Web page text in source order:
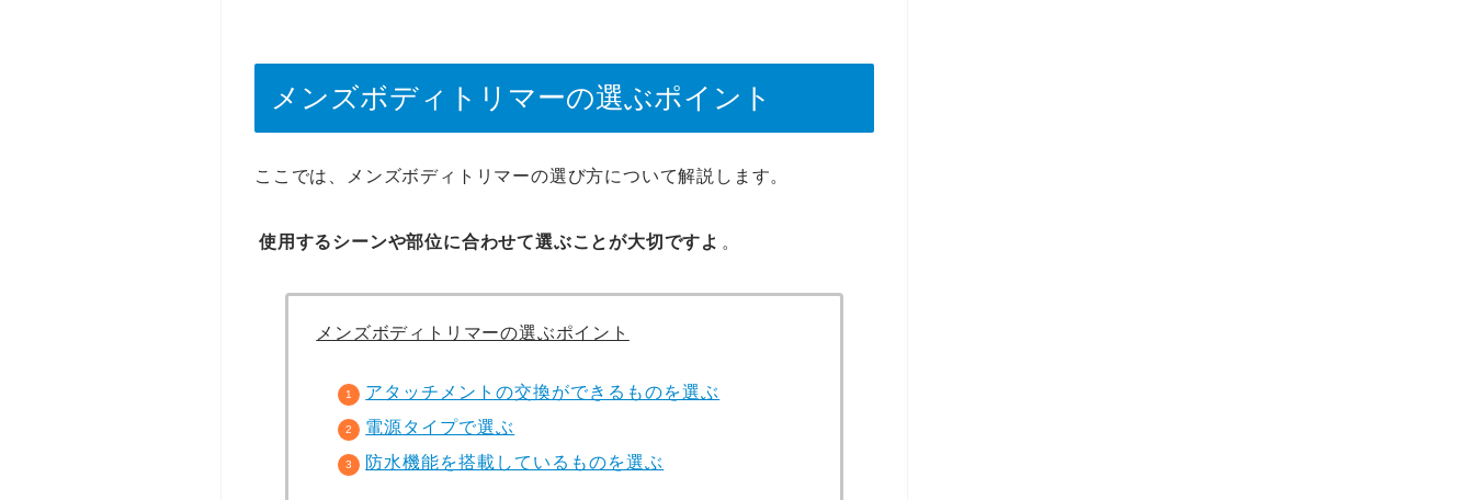
メンズボディトリマーの選ぶポイント
ここでは、メンズボディトリマーの選び方について解説します。
使用するシーンや部位に合わせて選ぶことが大切ですよ 。
メンズボディトリマーの選ぶポイント
アタッチメントの交換ができるものを選ぶ
電源タイプで選ぶ
防水機能を搭載しているものを選ぶ